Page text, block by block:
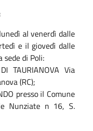
al venerdì dalle
e il giovedì dalle
sede di Poli:
TAURIANOVA Via
(RC);
presso il Comune
Nunziate n 16, S.